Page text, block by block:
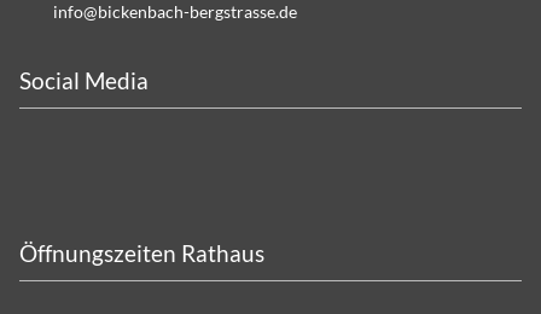
info@bickenbach-bergstrasse.de
Social Media
Öffnungszeiten Rathaus